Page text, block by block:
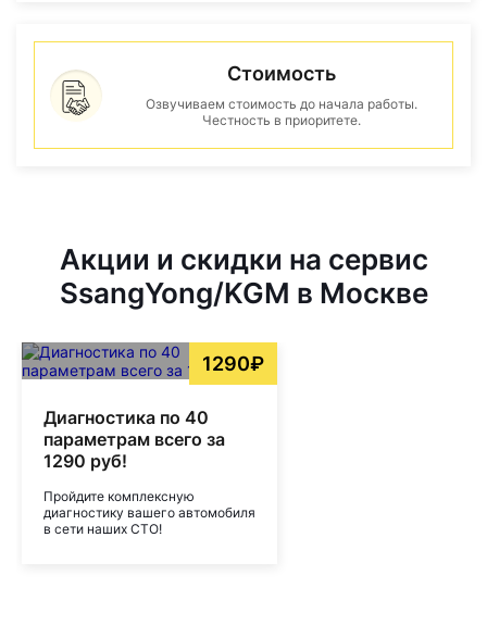
Стоимость
Озвучиваем стоимость до начала работы.
Честность в приоритете.
Акции и скидки на сервис
SsangYong/KGM в Москве
1290₽
Диагностика по 40
параметрам всего за
1290 руб!
Пройдите комплексную
диагностику вашего автомобиля
в сети наших СТО!